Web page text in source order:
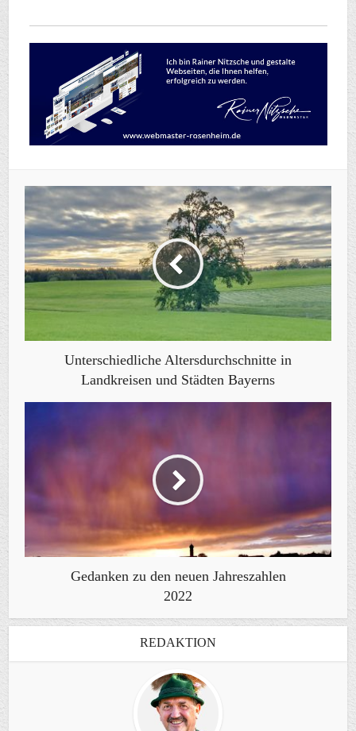
Unterschiedliche Altersdurchschnitte in
Landkreisen und Städten Bayerns
Gedanken zu den neuen Jahreszahlen
2022
REDAKTION